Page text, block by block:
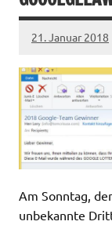
21. Januar 2018
Am Sonntag,
unbekannte